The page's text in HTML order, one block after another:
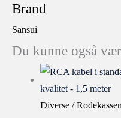
Brand
Sansui
Du kunne også
Diverse / Rodekassen